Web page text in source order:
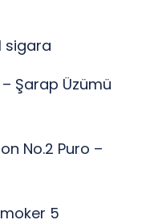
sigara
Şarap Üzümü
No.2 Puro –
5